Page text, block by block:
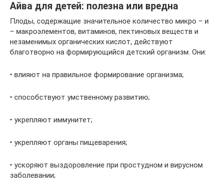
Айва для детей: полезна или вредна
Плоды, содержащие значительное количество микро – и
– макроэлементов, витаминов, пектиновых веществ и
незаменимых органических кислот, действуют
благотворно на формирующийся детский организм. Они:
• влияют на правильное формирование организма;
• способствуют умственному развитию;
• укрепляют иммунитет;
• укрепляют органы пищеварения;
• ускоряют выздоровление при простудном и вирусном
заболевании;